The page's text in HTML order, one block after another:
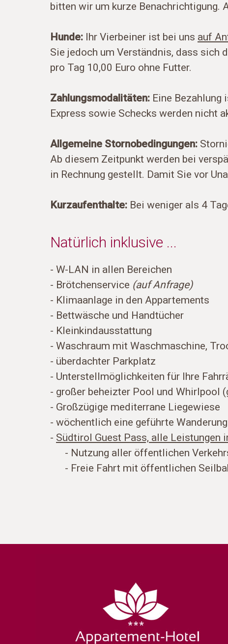
bitten wir um kurze Benachrichtigung.
Hunde: Ihr Vierbeiner ist bei uns auf
Sie jedoch um Verständnis, dass sich
pro Tag 10,00 Euro ohne Futter.
Zahlungsmodalitäten: Eine
Express sowie Schecks werden nicht
Allgemeine Stornobedingungen:
Ab diesem Zeitpunkt werden bei
in Rechnung gestellt. Damit Sie vor
Kurzaufenthalte: Bei weniger als 4
Natürlich inklusive ...
- W-LAN in allen Bereichen
- Brötchenservice (auf Anfrage)
- Klimaanlage in den Appartements
- Bettwäsche und Handtücher
- Kleinkindausstattung
- Waschraum mit Waschmaschine,
- überdachter Parkplatz
- Unterstellmöglichkeiten für Ihre
- großer beheizter Pool und Whirlpool
- Großzügige mediterrane Liegewiese
- wöchentlich eine geführte Wanderung
- Südtirol Guest Pass, alle Leistungen
- Nutzung aller öffentlichen
- Freie Fahrt mit öffentlichen